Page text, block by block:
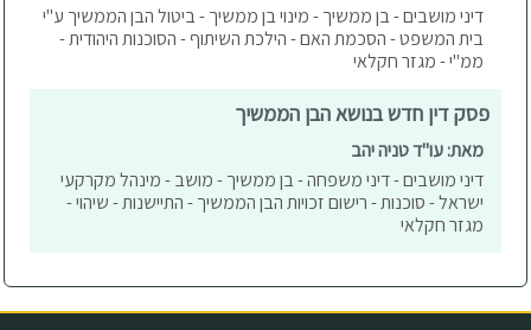
דיני מושבים - בן ממשיך - מינוי בן ממשיך - ביטול הבן הממשיך ע"י
בית המשפט - הסכמת האם - הילכת השיתוף - הסוכנות היהודית -
ממ"י - מגזר חקלאי
פסק דין חדש בנושא הבן הממשיך
מאת: עו"ד טניה יהב
דיני מושבים - דיני משפחה - בן ממשיך - מושב - מינהל מקרקעי
ישראל - סוכנות - רישום זכויות הבן הממשיך - התיישנות - שיהוי -
מגזר חקלאי